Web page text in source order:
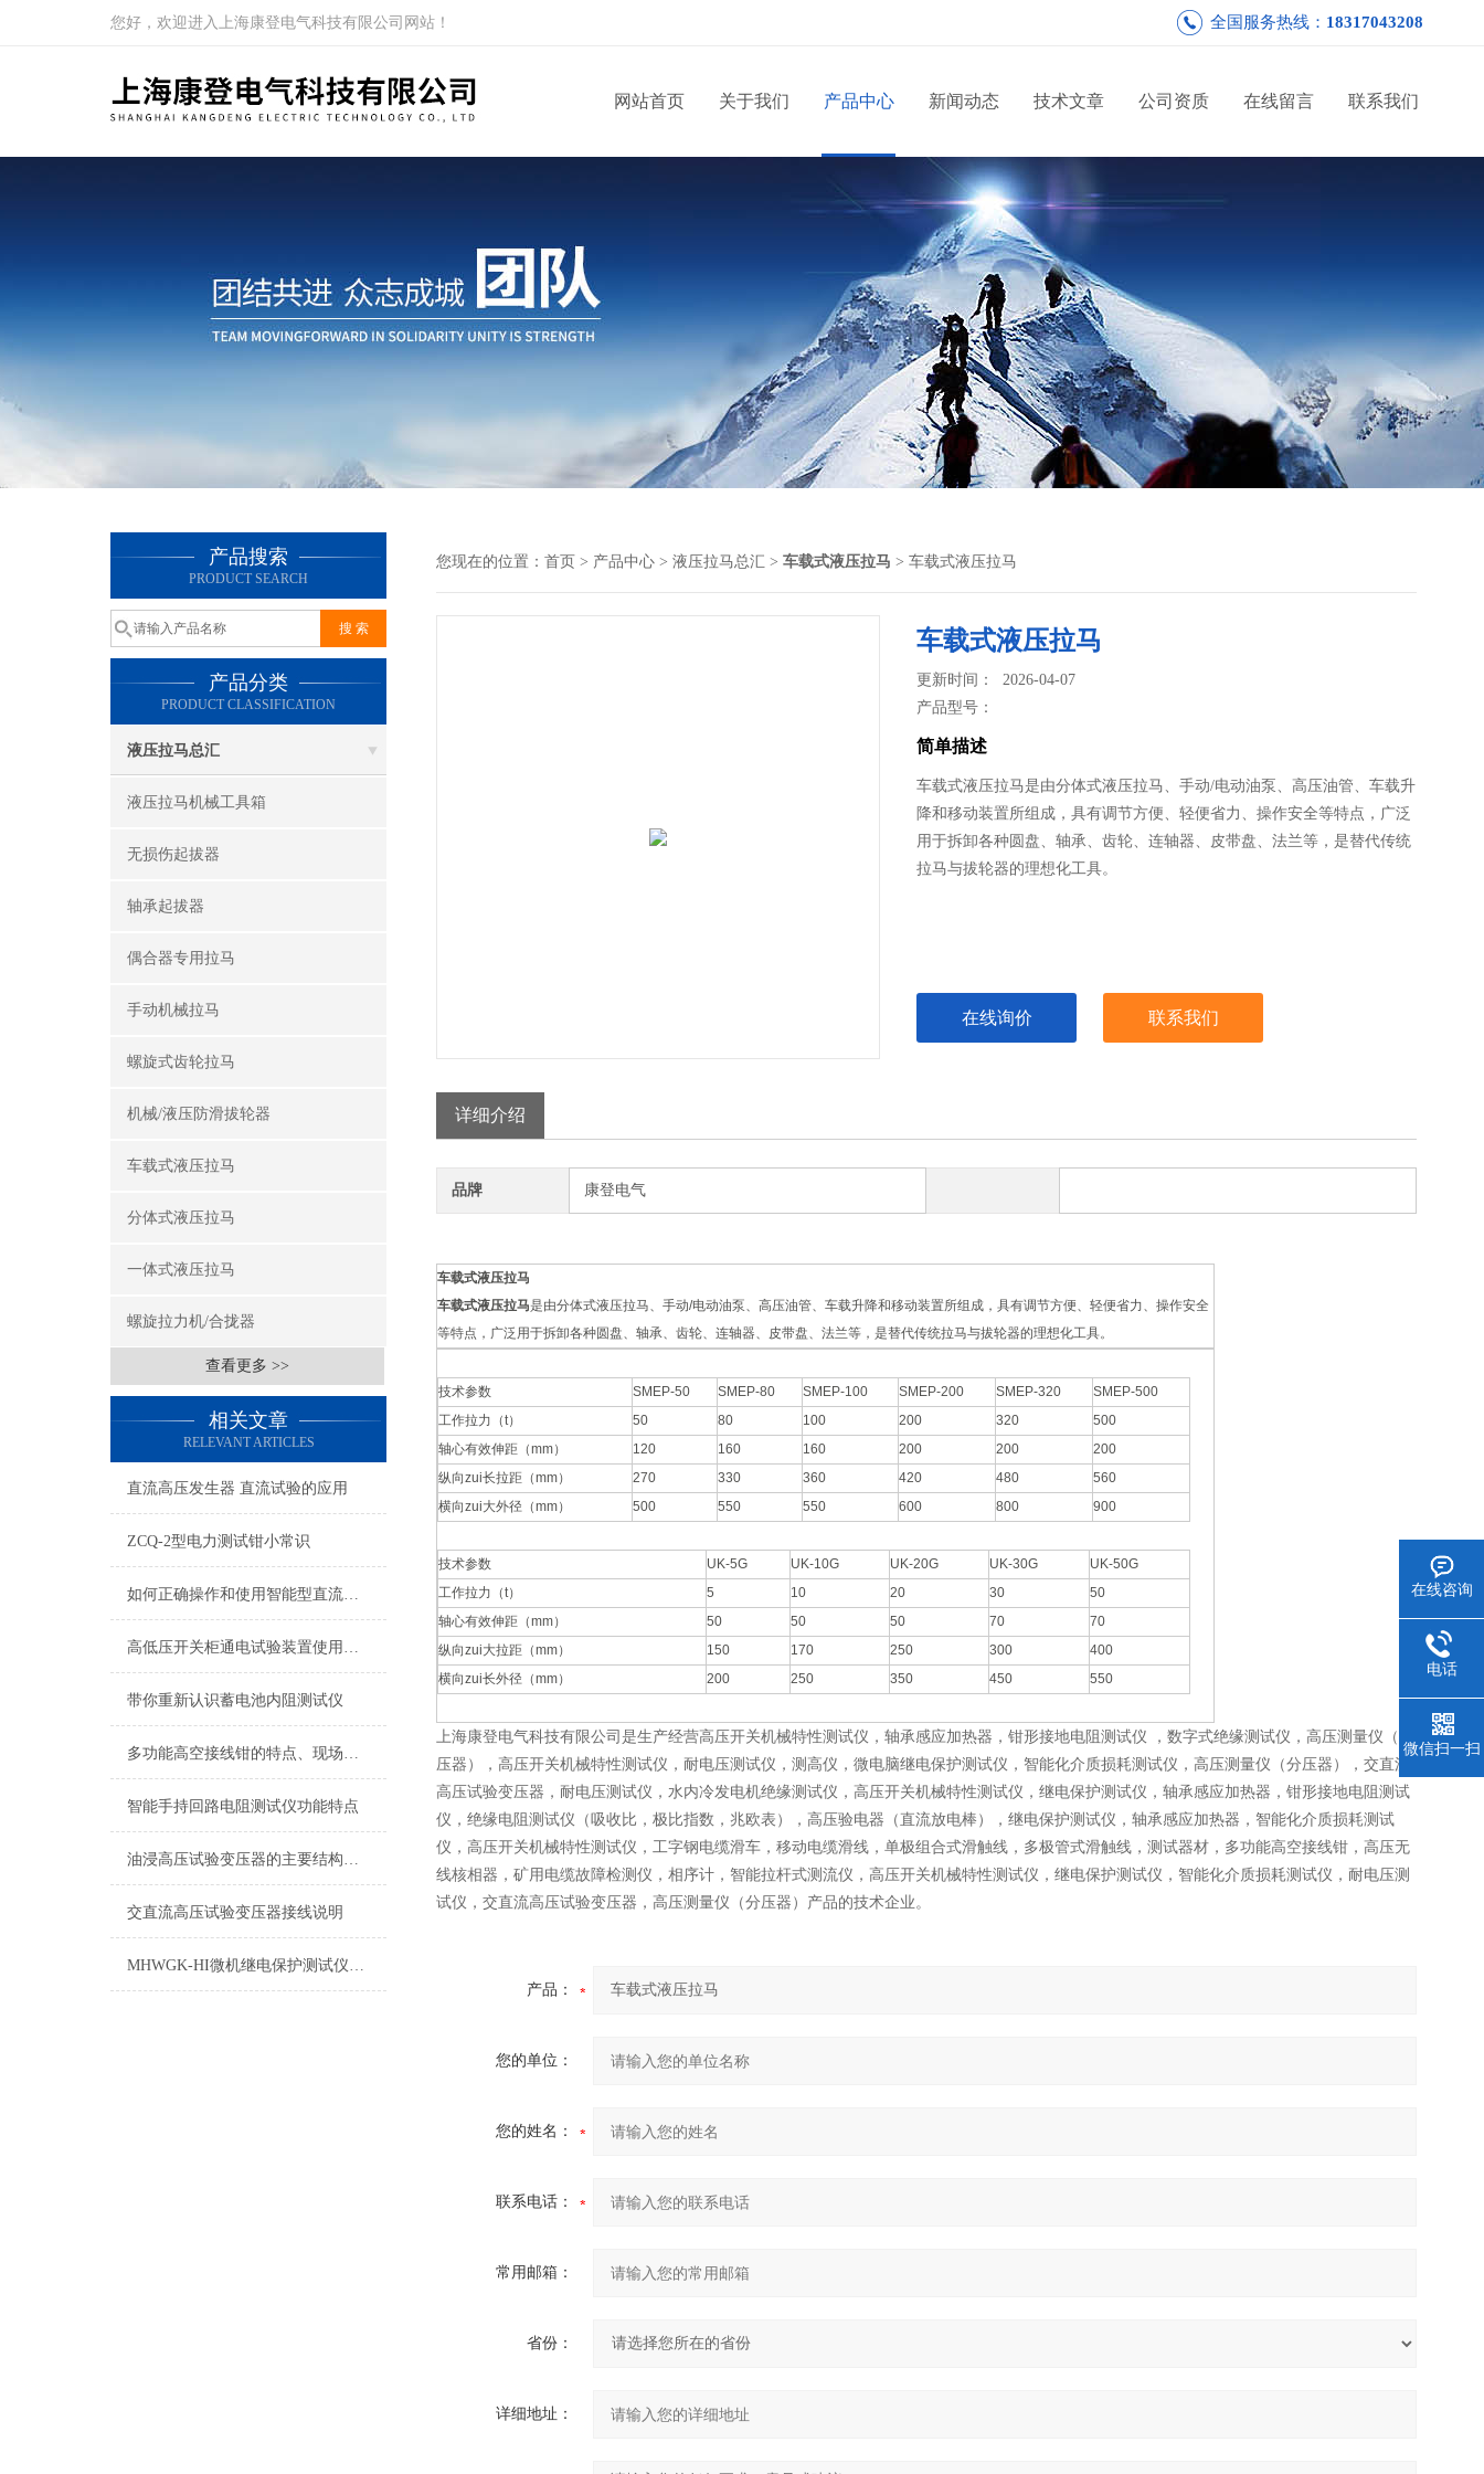
您好，欢迎进入上海康登电气科技有限公司网站！ 全国服务热线： 18317043208
网站首页 关于我们 产品中心 新闻动态 技术文章 公司资质 在线留言 联系我们
产品搜索
PRODUCT SEARCH
产品分类
PRODUCT CLASSIFICATION
液压拉马总汇
液压拉马机械工具箱
无损伤起拔器
轴承起拔器
偶合器专用拉马
手动机械拉马
螺旋式齿轮拉马
机械/液压防滑拔轮器
车载式液压拉马
分体式液压拉马
一体式液压拉马
螺旋拉力机/合拢器
查看更多 >>
相关文章
RELEVANT ARTICLES
直流高压发生器 直流试验的应用
ZCQ-2型电力测试钳小常识
如何正确操作和使用智能型直流高压发生器？
高低压开关柜通电试验装置使用方法
带你重新认识蓄电池内阻测试仪
多功能高空接线钳的特点、现场使用方法
智能手持回路电阻测试仪功能特点
油浸高压试验变压器的主要结构特点都有哪些
交直流高压试验变压器接线说明
MHWGK-HI微机继电保护测试仪（工控机）产品简介
您现在的位置： 首页 > 产品中心 > 液压拉马总汇 > 车载式液压拉马 > 车载式液压拉马
车载式液压拉马
更新时间： 2026-04-07
产品型号：
简单描述
车载式液压拉马是由分体式液压拉马、手动/电动油泵、高压油管、车载升
降和移动装置所组成，具有调节方便、轻便省力、操作安全等特点，广泛
用于拆卸各种圆盘、轴承、齿轮、连轴器、皮带盘、法兰等，是替代传统
拉马与拔轮器的理想化工具。
在线询价 联系我们
详细介绍
品牌 康登电气
车载式液压拉马
车载式液压拉马是由分体式液压拉马、手动/电动油泵、高压油管、车载升降和移动装置所组成，具有调节方便、轻便省力、操作安全
等特点，广泛用于拆卸各种圆盘、轴承、齿轮、连轴器、皮带盘、法兰等，是替代传统拉马与拔轮器的理想化工具。
技术参数 SMEP-50 SMEP-80 SMEP-100 SMEP-200 SMEP-320
SMEP-500
工作拉力（t）
50 80 100 200 320
500
轴心有效伸距（mm）
120 160 160 200 200
200
纵向zui长拉距（mm）
270 330 360 420 480
560
横向zui大外径（mm）
500 550 550 600 800 900
技术参数 UK-5G UK-10G UK-20G UK-30G
UK-50G
工作拉力（t）
5 10 20 30
50
轴心有效伸距（mm）
50 50 50 70
70
纵向zui大拉距（mm）
150 170 250 300
400
横向zui长外径（mm）
200 250 350 450 550
上海康登电气科技有限公司是生产经营高压开关机械特性测试仪，轴承感应加热器，钳形接地电阻测试仪 ，数字式绝缘测试仪，高压测量仪（分
压器），高压开关机械特性测试仪，耐电压测试仪，测高仪，微电脑继电保护测试仪，智能化介质损耗测试仪，高压测量仪（分压器），交直流
高压试验变压器，耐电压测试仪，水内冷发电机绝缘测试仪，高压开关机械特性测试仪，继电保护测试仪，轴承感应加热器，钳形接地电阻测试
仪，绝缘电阻测试仪（吸收比，极比指数，兆欧表），高压验电器（直流放电棒），继电保护测试仪，轴承感应加热器，智能化介质损耗测试
仪，高压开关机械特性测试仪，工字钢电缆滑车，移动电缆滑线，单极组合式滑触线，多极管式滑触线，测试器材，多功能高空接线钳，高压无
线核相器，矿用电缆故障检测仪，相序计，智能拉杆式测流仪，高压开关机械特性测试仪，继电保护测试仪，智能化介质损耗测试仪，耐电压测
试仪，交直流高压试验变压器，高压测量仪（分压器）产品的技术企业。
产品：
您的单位：
您的姓名：
联系电话：
常用邮箱：
省份：
详细地址：
在线咨询
电话
微信扫一扫